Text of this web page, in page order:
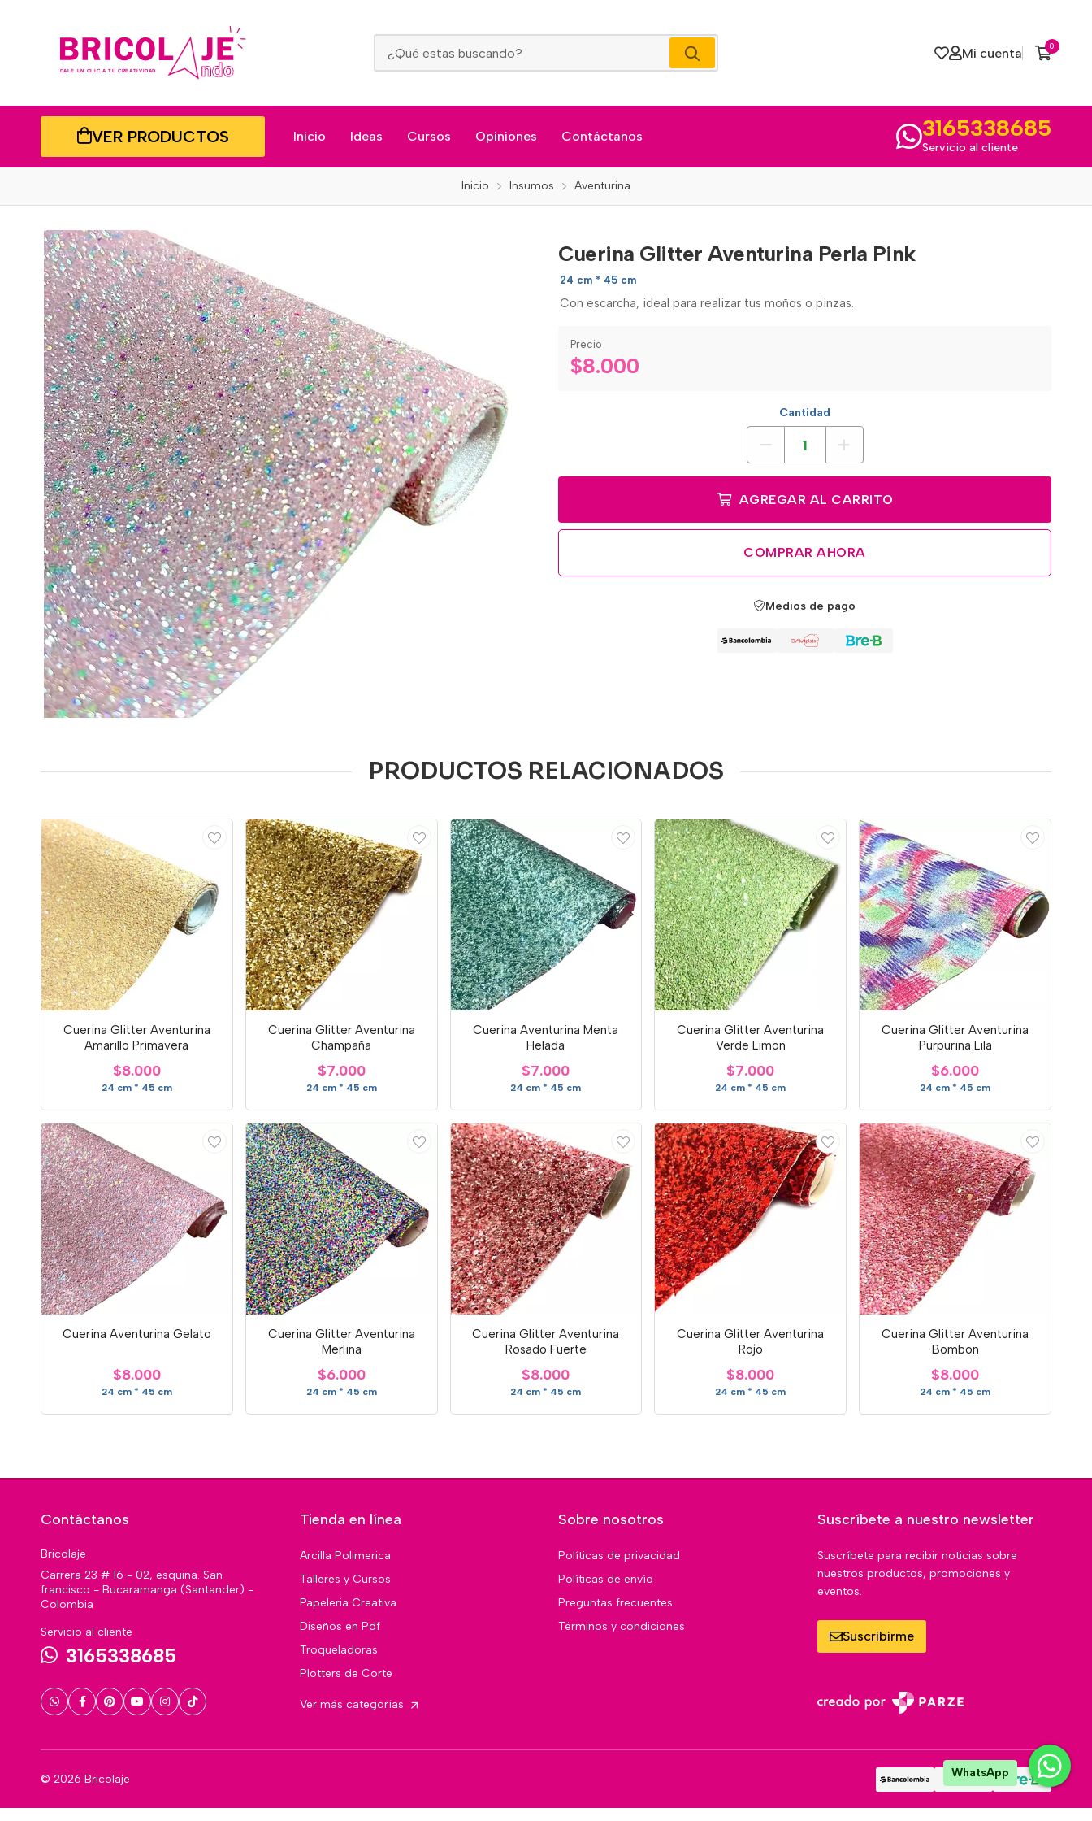
Mi cuenta 0
VER PRODUCTOS Inicio Ideas Cursos Opiniones Contáctanos 3165338685
Servicio al cliente
Inicio Insumos Aventurina
Cuerina Glitter Aventurina Perla Pink
24 cm * 45 cm
Con escarcha, ideal para realizar tus moños o pinzas.
Precio
$8.000
Cantidad
AGREGAR AL CARRITO
COMPRAR AHORA
Medios de pago
PRODUCTOS RELACIONADOS
Cuerina Glitter Aventurina
Amarillo Primavera
$8.000
24 cm * 45 cm
Cuerina Glitter Aventurina
Champaña
$7.000
24 cm * 45 cm
Cuerina Aventurina Menta
Helada
$7.000
24 cm * 45 cm
Cuerina Glitter Aventurina
Verde Limon
$7.000
24 cm * 45 cm
Cuerina Glitter Aventurina
Purpurina Lila
$6.000
24 cm * 45 cm
Cuerina Aventurina Gelato
$8.000
24 cm * 45 cm
Cuerina Glitter Aventurina
Merlina
$6.000
24 cm * 45 cm
Cuerina Glitter Aventurina
Rosado Fuerte
$8.000
24 cm * 45 cm
Cuerina Glitter Aventurina
Rojo
$8.000
24 cm * 45 cm
Cuerina Glitter Aventurina
Bombon
$8.000
24 cm * 45 cm
Contáctanos
Bricolaje
Carrera 23 # 16 - 02, esquina. San
francisco - Bucaramanga (Santander) -
Colombia
Servicio al cliente
3165338685
Tienda en línea
Arcilla Polimerica
Talleres y Cursos
Papeleria Creativa
Diseños en Pdf
Troqueladoras
Plotters de Corte
Ver más categorías
Sobre nosotros
Políticas de privacidad
Políticas de envío
Preguntas frecuentes
Términos y condiciones
Suscríbete a nuestro newsletter
Suscríbete para recibir noticias sobre
nuestros productos, promociones y
eventos.
Suscribirme
© 2026 Bricolaje WhatsApp